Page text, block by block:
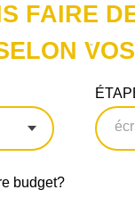
FAIRE
budget?